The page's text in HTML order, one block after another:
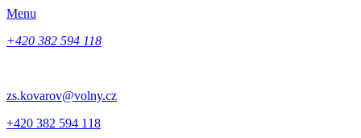
Menu
+420 382 594 118
zs.kovarov@volny.cz
+420 382 594 118